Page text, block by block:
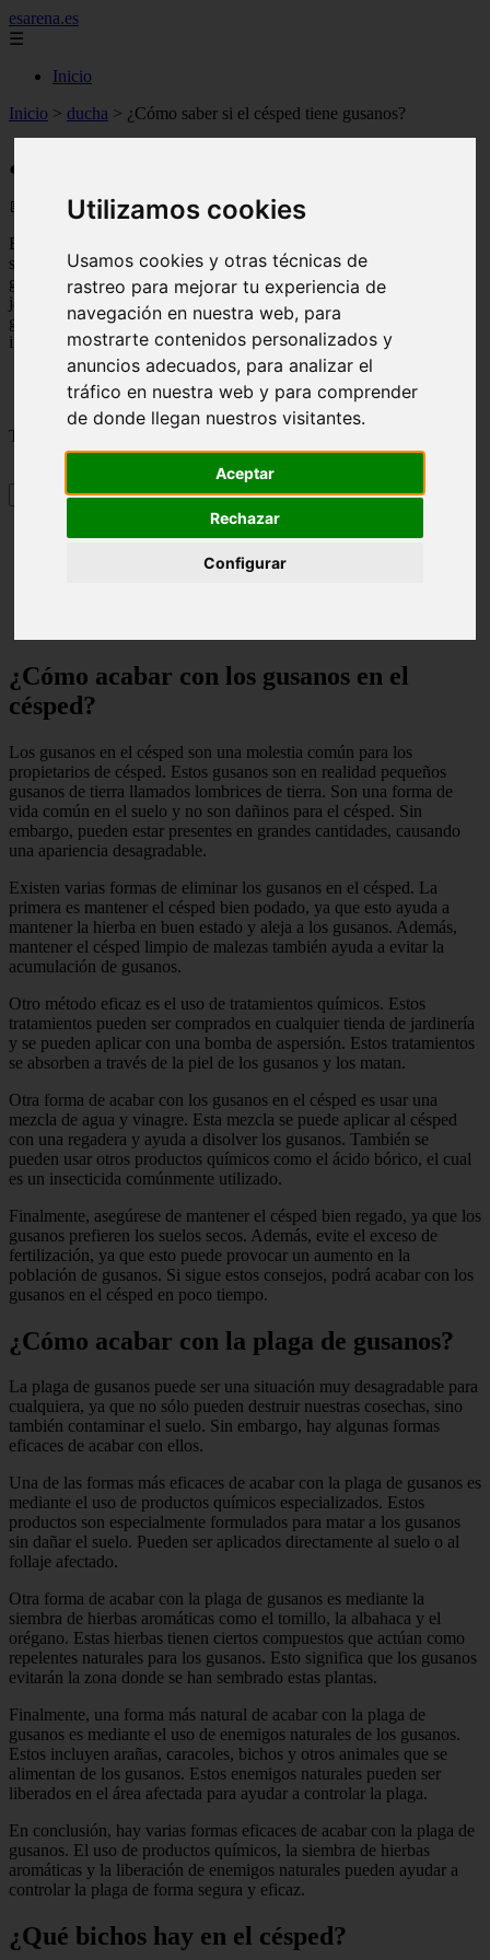
Utilizamos cookies
Usamos cookies y otras técnicas de
rastreo para mejorar tu experiencia de
navegación en nuestra web, para
mostrarte contenidos personalizados y
anuncios adecuados, para analizar el
tráfico en nuestra web y para comprender
de donde llegan nuestros visitantes.
Aceptar
Rechazar
Configurar
esarena.es
☰
Inicio
Inicio > ducha > ¿Cómo saber si el césped tiene gusanos?
¿Cómo saber si el césped tiene gusanos?
📅 15/08/2025
El césped es una parte esencial de la casa de muchas personas, pero
si no se cuida adecuadamente, pueden aparecer gusanos. Estos
gusanos pueden causar daños a la hierba y a otros elementos de su
jardín. En este artículo, explicaremos cómo saber si el césped tiene
gusanos y qué se puede hacer para prevenir y controlar la
infestación.
Tabla de contenidos
¿Cómo acabar con los gusanos en el césped?
¿Cómo acabar con la plaga de gusanos?
¿Qué bichos hay en el césped?
¿Cómo acabar con los gusanos en el
césped?
Los gusanos en el césped son una molestia común para los
propietarios de césped. Estos gusanos son en realidad pequeños
gusanos de tierra llamados lombrices de tierra. Son una forma de
vida común en el suelo y no son dañinos para el césped. Sin
embargo, pueden estar presentes en grandes cantidades, causando
una apariencia desagradable.
Existen varias formas de eliminar los gusanos en el césped. La
primera es mantener el césped bien podado, ya que esto ayuda a
mantener la hierba en buen estado y aleja a los gusanos. Además,
mantener el césped limpio de malezas también ayuda a evitar la
acumulación de gusanos.
Otro método eficaz es el uso de tratamientos químicos. Estos
tratamientos pueden ser comprados en cualquier tienda de jardinería
y se pueden aplicar con una bomba de aspersión. Estos tratamientos
se absorben a través de la piel de los gusanos y los matan.
Otra forma de acabar con los gusanos en el césped es usar una
mezcla de agua y vinagre. Esta mezcla se puede aplicar al césped
con una regadera y ayuda a disolver los gusanos. También se
pueden usar otros productos químicos como el ácido bórico, el cual
es un insecticida comúnmente utilizado.
Finalmente, asegúrese de mantener el césped bien regado, ya que los
gusanos prefieren los suelos secos. Además, evite el exceso de
fertilización, ya que esto puede provocar un aumento en la
población de gusanos. Si sigue estos consejos, podrá acabar con los
gusanos en el césped en poco tiempo.
¿Cómo acabar con la plaga de gusanos?
La plaga de gusanos puede ser una situación muy desagradable para
cualquiera, ya que no sólo pueden destruir nuestras cosechas, sino
también contaminar el suelo. Sin embargo, hay algunas formas
eficaces de acabar con ellos.
Una de las formas más eficaces de acabar con la plaga de gusanos es
mediante el uso de productos químicos especializados. Estos
productos son especialmente formulados para matar a los gusanos
sin dañar el suelo. Pueden ser aplicados directamente al suelo o al
follaje afectado.
Otra forma de acabar con la plaga de gusanos es mediante la
siembra de hierbas aromáticas como el tomillo, la albahaca y el
orégano. Estas hierbas tienen ciertos compuestos que actúan como
repelentes naturales para los gusanos. Esto significa que los gusanos
evitarán la zona donde se han sembrado estas plantas.
Finalmente, una forma más natural de acabar con la plaga de
gusanos es mediante el uso de enemigos naturales de los gusanos.
Estos incluyen arañas, caracoles, bichos y otros animales que se
alimentan de los gusanos. Estos enemigos naturales pueden ser
liberados en el área afectada para ayudar a controlar la plaga.
En conclusión, hay varias formas eficaces de acabar con la plaga de
gusanos. El uso de productos químicos, la siembra de hierbas
aromáticas y la liberación de enemigos naturales pueden ayudar a
controlar la plaga de forma segura y eficaz.
¿Qué bichos hay en el césped?